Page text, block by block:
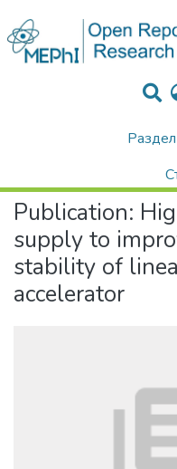
Publication:
supply to
stability of
accelerator